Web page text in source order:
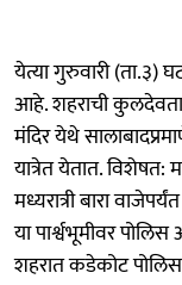
येत्या गुरुवारी (ता.३)
आहे. शहराची
मंदिर येथे
यात्रेत येतात. विशेषत:
मध्यरात्री बारा
या पार्श्वभूमीवर
शहरात कडेकोट